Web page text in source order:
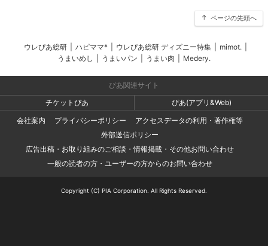
ページの先頭へ
ウレぴあ総研 ハピママ* ウレぴあ総研 ディズニー特集 mimot.
うまいめし
うまいパン うまい肉 Medery.
ぴあ関連サイト
チケットぴあ
ぴあ(アプリ&Web)
会社案内
プライバシーポリシー
アクセスデータの利用・著作権等
外部送信ポリシー
広告出稿・お取り組みのご相談・情報掲載・その他お問い合わせ
一般の読者の方・ユーザーの方からのお問い合わせ
Copyright (C) PIA Corporation. All Rights Reserved.